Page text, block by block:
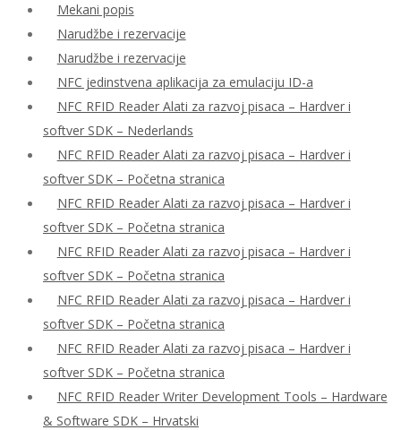
Mekani popis
Narudžbe i rezervacije
Narudžbe i rezervacije
NFC jedinstvena aplikacija za emulaciju ID-a
NFC RFID Reader Alati za razvoj pisaca – Hardver i
softver SDK – Nederlands
NFC RFID Reader Alati za razvoj pisaca – Hardver i
softver SDK – Početna stranica
NFC RFID Reader Alati za razvoj pisaca – Hardver i
softver SDK – Početna stranica
NFC RFID Reader Alati za razvoj pisaca – Hardver i
softver SDK – Početna stranica
NFC RFID Reader Alati za razvoj pisaca – Hardver i
softver SDK – Početna stranica
NFC RFID Reader Alati za razvoj pisaca – Hardver i
softver SDK – Početna stranica
NFC RFID Reader Writer Development Tools – Hardware
& Software SDK – Hrvatski